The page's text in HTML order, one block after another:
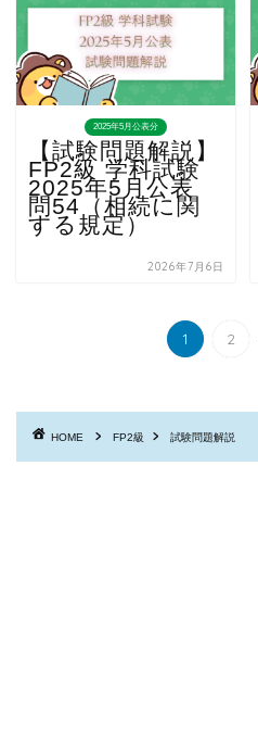
2025年5月公表分
【試験問題解説】
FP2級 学科試験
2025年5月公表
問54（相続に関
する規定）
2026年7月6日
1 2
HOME FP2級 試験問題解説